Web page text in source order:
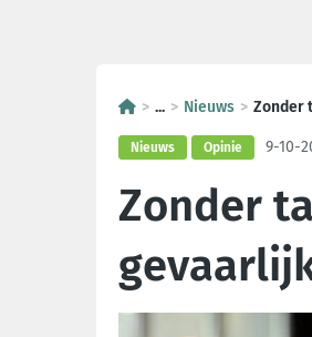
... Nieuws Zonder
Nieuws Opinie 9-10-
Zonder